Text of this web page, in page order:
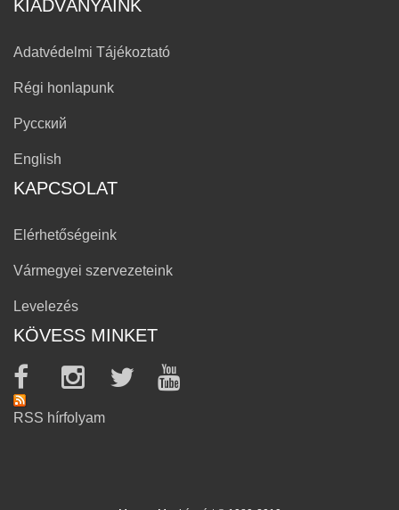
KIADVÁNYAINK
Adatvédelmi Tájékoztató
Régi honlapunk
Русский
English
KAPCSOLAT
Elérhetőségeink
Vármegyei szervezeteink
Levelezés
KÖVESS MINKET
RSS hírfolyam